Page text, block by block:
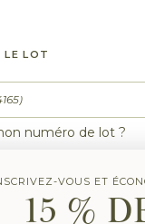
VOUS ET
15 %
LE LOT
numéro de lot ?